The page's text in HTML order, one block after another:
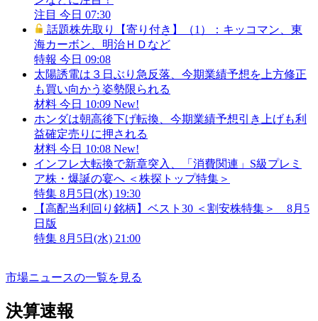
注目 今日 07:30
話題株先取り【寄り付き】（1）：キッコマン、東
海カーボン、明治ＨＤなど
特報 今日 09:08
太陽誘電は３日ぶり急反落、今期業績予想を上方修正
も買い向かう姿勢限られる
材料 今日 10:09 New!
ホンダは朝高後下げ転換、今期業績予想引き上げも利
益確定売りに押される
材料 今日 10:08 New!
インフレ大転換で新章突入、「消費関連」S級プレミ
ア株・爆誕の宴へ ＜株探トップ特集＞
特集 8月5日(水) 19:30
【高配当利回り銘柄】ベスト30 ＜割安株特集＞ 8月5
日版
特集 8月5日(水) 21:00
市場ニュースの一覧を見る
決算速報